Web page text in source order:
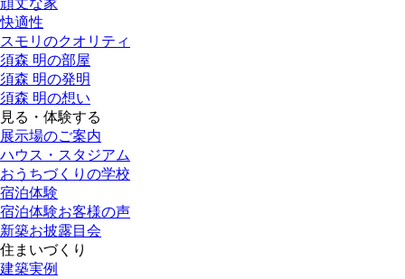
頑丈な家
快適性
スモリのクオリティ
須森 明の部屋
須森 明の発明
須森 明の想い
見る・体験する
展示場のご案内
ハウス・スタジアム
おうちづくりの学校
宿泊体験
宿泊体験お客様の声
新築お披露目会
住まいづくり
建築実例